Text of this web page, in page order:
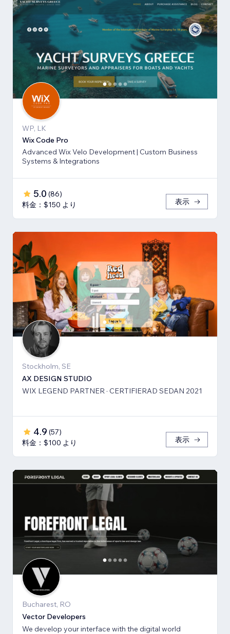
WP, LK
Wix Code Pro
Advanced Wix Velo Development | Custom Business
Systems & Integrations
5.0 (86)
料金：$150 より
表示
Stockholm, SE
AX DESIGN STUDIO
WIX LEGEND PARTNER · CERTIFIERAD SEDAN 2021
4.9 (57)
料金：$100 より
表示
Bucharest, RO
Vector Developers
We develop your interface with the digital world